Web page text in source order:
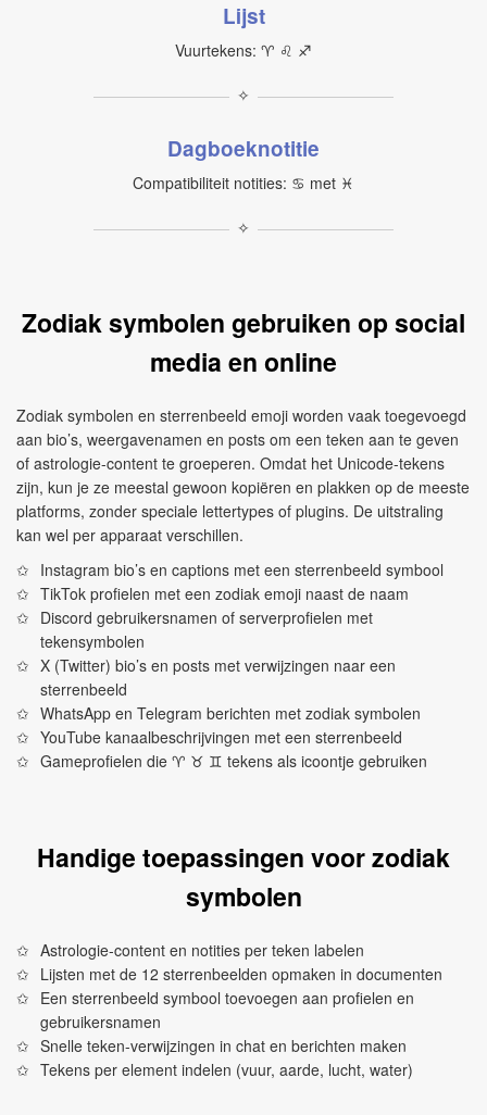
Lijst
Vuurtekens: ♈︎ ♌︎ ♐︎
✧
Dagboeknotitie
Compatibiliteit notities: ♋︎ met ♓︎
✧
Zodiak symbolen gebruiken op social
media en online
Zodiak symbolen en sterrenbeeld emoji worden vaak toegevoegd
aan bio’s, weergavenamen en posts om een teken aan te geven
of astrologie-content te groeperen. Omdat het Unicode-tekens
zijn, kun je ze meestal gewoon kopiëren en plakken op de meeste
platforms, zonder speciale lettertypes of plugins. De uitstraling
kan wel per apparaat verschillen.
Instagram bio’s en captions met een sterrenbeeld symbool
TikTok profielen met een zodiak emoji naast de naam
Discord gebruikersnamen of serverprofielen met
tekensymbolen
X (Twitter) bio’s en posts met verwijzingen naar een
sterrenbeeld
WhatsApp en Telegram berichten met zodiak symbolen
YouTube kanaalbeschrijvingen met een sterrenbeeld
Gameprofielen die ♈︎ ♉︎ ♊︎ tekens als icoontje gebruiken
Handige toepassingen voor zodiak
symbolen
Astrologie-content en notities per teken labelen
Lijsten met de 12 sterrenbeelden opmaken in documenten
Een sterrenbeeld symbool toevoegen aan profielen en
gebruikersnamen
Snelle teken-verwijzingen in chat en berichten maken
Tekens per element indelen (vuur, aarde, lucht, water)